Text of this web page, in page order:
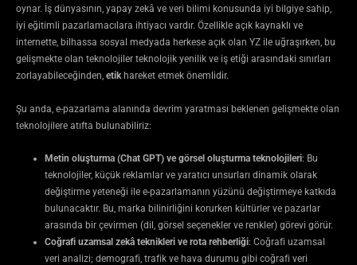
oynar. İş dünyasının, yapay zekâ ve veri bilimi konusunda iyi bilgiye sahip,
iyi eğitimli pazarlamacılara ihtiyacı vardır. Özellikle açık kaynaklı ve
internette, bilhassa sosyal medyada herkese açık olan YZ ile uğraşırken, bu
gelişmekte olan teknolojiler teknolojik yenilik ve iş etiği arasındaki sınırları
zorlayabileceğinden, etikhareket etmek önemlidir.
Şu anda, e-pazarlama alanında devrim yaratması beklenen gelişmekte olan
teknolojilere atıfta bulunabiliriz:
Metin oluşturma (Chat GPT) ve görsel oluşturma teknolojileri: Bu
teknolojiler, küçük reklamlar ve yaratıcı unsurları dinamik olarak
değiştirme yeteneği ile e-pazarlamanın yüzünü değiştirmeye katkıda
bulunacaktır. Bu, marka bilinirliğini korurken kültürler ve pazarlar
arasında bir çevirmen (dil, görsel seçenekler ve renkler) görevi görür.
Coğrafi uzamsal zekâ teknikleri ve rota rehberliği: Coğrafi uzamsal
veri analizi; demografi, trafik ve hava durumu gibi coğrafi veri